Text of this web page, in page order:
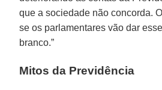
que a sociedade não concorda.
se os parlamentares vão dar
branco.”
Mitos da Previdência